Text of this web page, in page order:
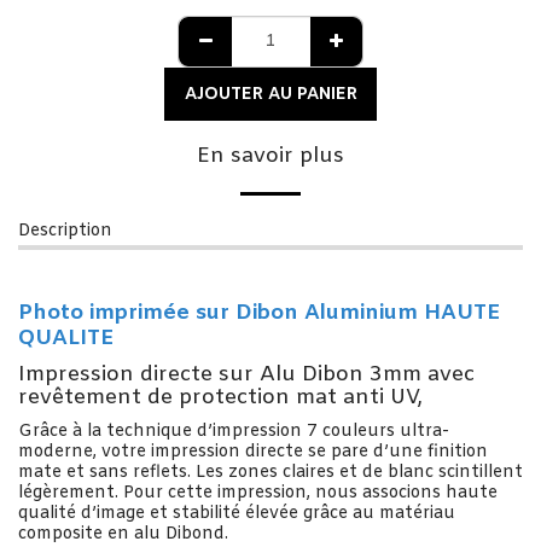
AJOUTER AU PANIER
En savoir plus
Description
Photo imprimée sur Dibon Aluminium HAUTE
QUALITE
Impression directe sur Alu Dibon 3mm avec
revêtement de protection mat anti UV,
Grâce à la technique d’impression 7 couleurs ultra-
moderne, votre impression directe se pare d’une finition
mate et sans reflets. Les zones claires et de blanc scintillent
légèrement. Pour cette impression, nous associons haute
qualité d’image et stabilité élevée grâce au matériau
composite en alu Dibond.